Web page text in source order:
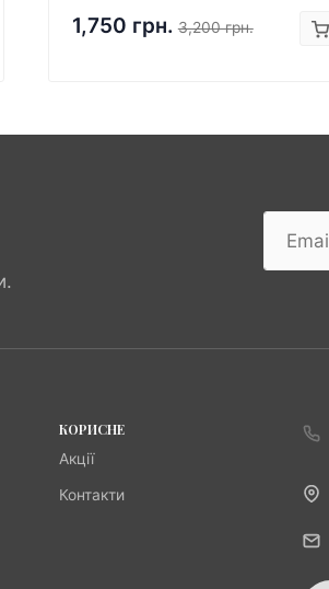
1,750 грн. 3,200 грн.
КОРИСНЕ
Акції
Контакти